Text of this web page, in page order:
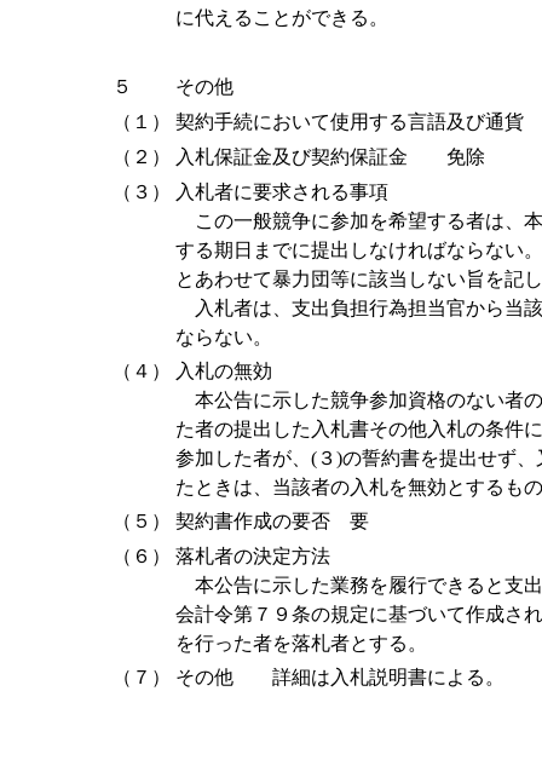
に代えることができる。
５
その他
（１）
契約手続において使用する言語及び通
（２）
入札保証金及び契約保証金 免除
（３）
入札者に要求される事項
この一般競争に参加を希望する者は、
する期日までに提出しなければならない
とあわせて暴力団等に該当しない旨を記
入札者は、支出負担行為担当官から当
ならない。
（４）
入札の無効
本公告に示した競争参加資格のない者
た者の提出した入札書その他入札の条件
参加した者が、(３)の誓約書を提出せず
たときは、当該者の入札を無効とするも
（５）
契約書作成の要否 要
（６）
落札者の決定方法
本公告に示した業務を履行できると支
会計令第７９条の規定に基づいて作成さ
を行った者を落札者とする。
（７）
その他 詳細は入札説明書による。